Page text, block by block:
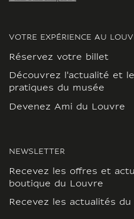
VOTRE EXPÉRIENCE AU
Réservez votre billet
Découvrez l'actualité et
pratiques du musée
Devenez Ami du Louvre
NEWSLETTER
Recevez les offres et
boutique du Louvre
Recevez les actualités